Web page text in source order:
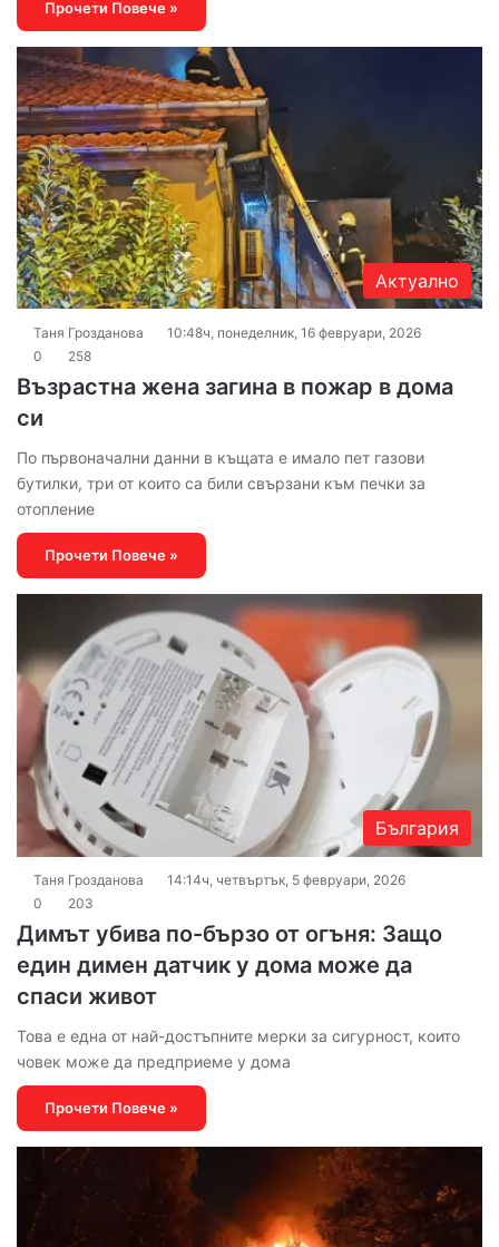
Прочети Повече »
Актуално
Таня Грозданова
10:48ч, понеделник, 16 февруари, 2026
0
258
Възрастна жена загина в пожар в дома
си
По първоначални данни в къщата е имало пет газови
бутилки, три от които са били свързани към печки за
отопление
Прочети Повече »
България
Таня Грозданова
14:14ч, четвъртък, 5 февруари, 2026
0
203
Димът убива по-бързо от огъня: Защо
един димен датчик у дома може да
спаси живот
Това е една от най-достъпните мерки за сигурност, които
човек може да предприеме у дома
Прочети Повече »